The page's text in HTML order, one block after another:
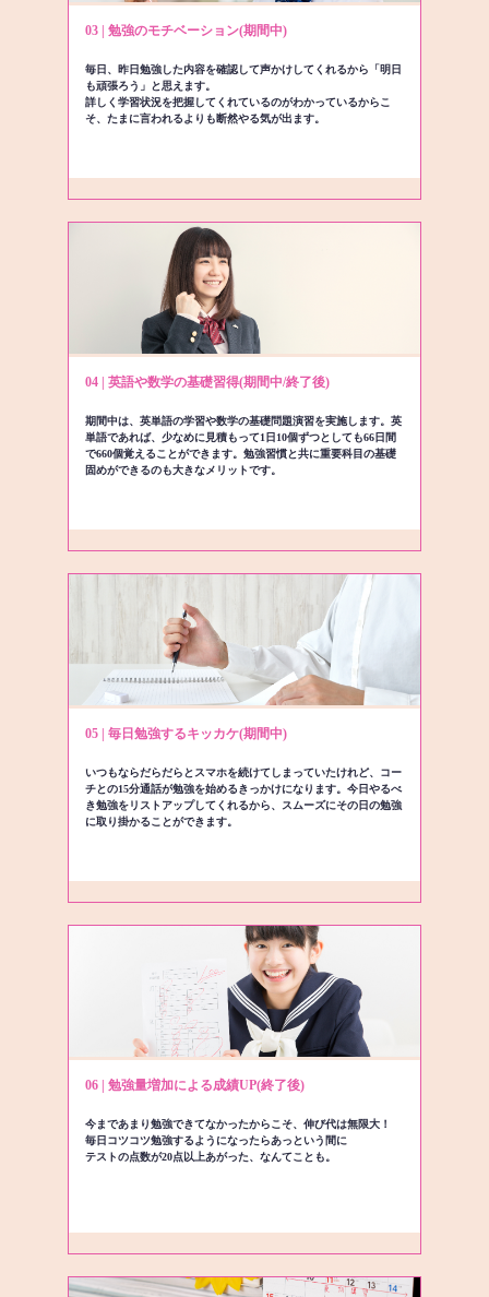
03 | 勉強のモチベーション(期間中)
毎日、昨日勉強した内容を確認して声かけしてくれるから「明日
も頑張ろう」と思えます。
詳しく学習状況を把握してくれているのがわかっているからこ
そ、たまに言われるよりも断然やる気が出ます。
04 | 英語や数学の基礎習得(期間中/終了後)
期間中は、英単語の学習や数学の基礎問題演習を実施します。英
単語であれば、少なめに見積もって1日10個ずつとしても66日間
で660個覚えることができます。勉強習慣と共に重要科目の基礎
固めができるのも大きなメリットです。
05 | 毎日勉強するキッカケ(期間中)
いつもならだらだらとスマホを続けてしまっていたけれど、コー
チとの15分通話が勉強を始めるきっかけになります。今日やるべ
き勉強をリストアップしてくれるから、スムーズにその日の勉強
に取り掛かることができます。
06 | 勉強量増加による成績UP(終了後)
今まであまり勉強できてなかったからこそ、伸び代は無限大！
毎日コツコツ勉強するようになったらあっという間に
テストの点数が20点以上あがった、なんてことも。